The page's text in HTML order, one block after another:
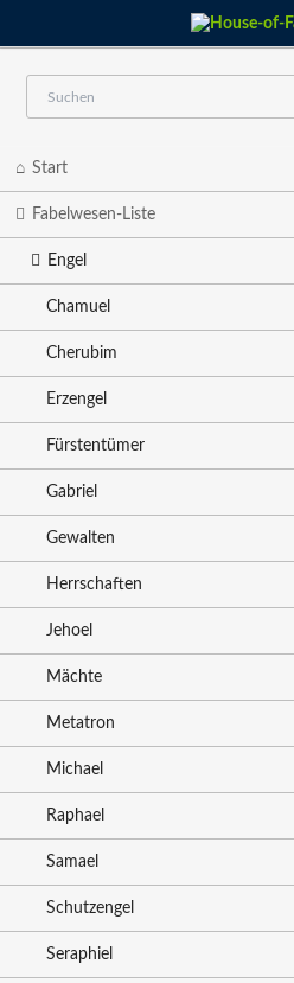
Start
Fabelwesen-Liste
Engel
Chamuel
Cherubim
Erzengel
Fürstentümer
Gabriel
Gewalten
Herrschaften
Jehoel
Mächte
Metatron
Michael
Raphael
Samael
Schutzengel
Seraphiel